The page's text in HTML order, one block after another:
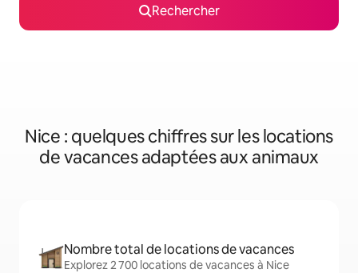
Rechercher
Nice : quelques chiffres sur les locations
de vacances adaptées aux animaux
Nombre total de locations de vacances
Explorez 2 700 locations de vacances à Nice